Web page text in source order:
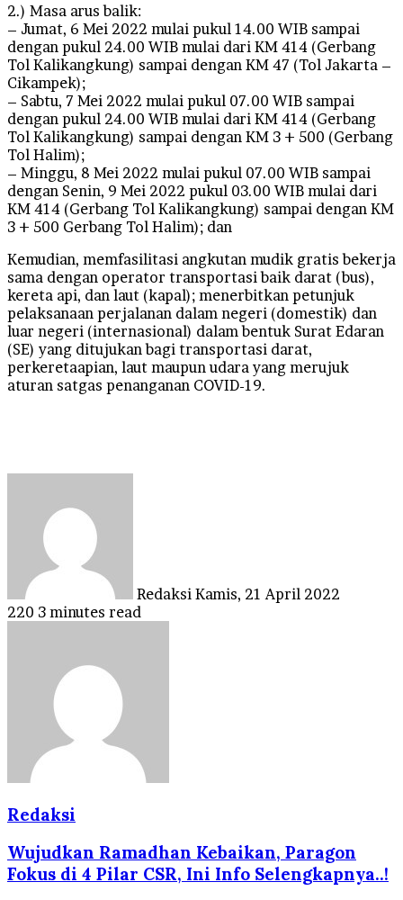
2.) Masa arus balik:
– Jumat, 6 Mei 2022 mulai pukul 14.00 WIB sampai
dengan pukul 24.00 WIB mulai dari KM 414 (Gerbang
Tol Kalikangkung) sampai dengan KM 47 (Tol Jakarta –
Cikampek);
– Sabtu, 7 Mei 2022 mulai pukul 07.00 WIB sampai
dengan pukul 24.00 WIB mulai dari KM 414 (Gerbang
Tol Kalikangkung) sampai dengan KM 3 + 500 (Gerbang
Tol Halim);
– Minggu, 8 Mei 2022 mulai pukul 07.00 WIB sampai
dengan Senin, 9 Mei 2022 pukul 03.00 WIB mulai dari
KM 414 (Gerbang Tol Kalikangkung) sampai dengan KM
3 + 500 Gerbang Tol Halim); dan
Kemudian, memfasilitasi angkutan mudik gratis bekerja
sama dengan operator transportasi baik darat (bus),
kereta api, dan laut (kapal); menerbitkan petunjuk
pelaksanaan perjalanan dalam negeri (domestik) dan
luar negeri (internasional) dalam bentuk Surat Edaran
(SE) yang ditujukan bagi transportasi darat,
perkeretaapian, laut maupun udara yang merujuk
aturan satgas penanganan COVID-19.
Redaksi Kamis, 21 April 2022
220 3 minutes read
Redaksi
Wujudkan Ramadhan Kebaikan, Paragon
Fokus di 4 Pilar CSR, Ini Info Selengkapnya..!